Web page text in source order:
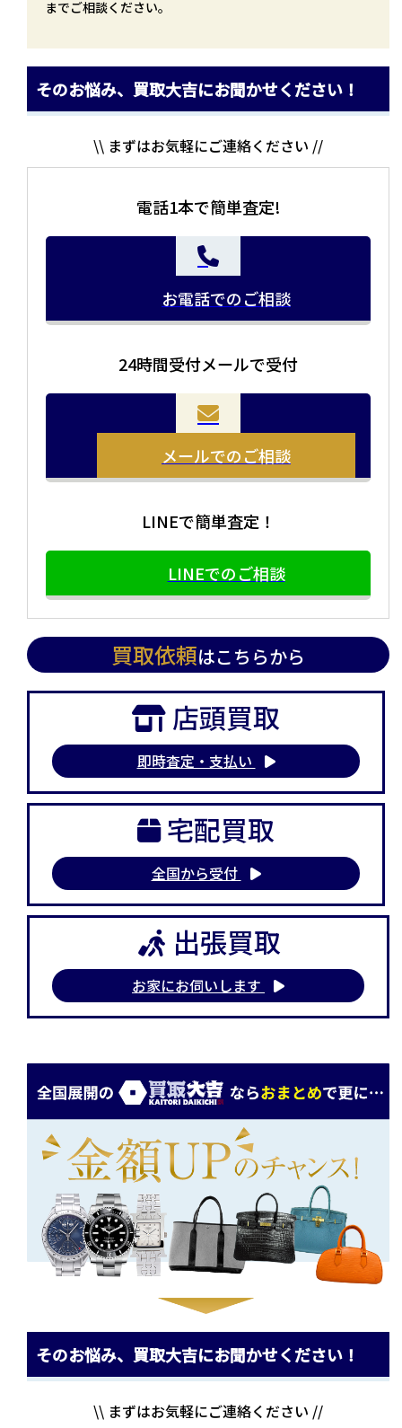
までご相談ください。
そのお悩み、買取大吉にお聞かせください！
\\ まずはお気軽にご連絡ください //
電話1本で簡単査定!
お電話でのご相談
24時間受付メールで受付
メールでのご相談
LINEで簡単査定！
LINEでのご相談
買取依頼はこちらから
店頭買取
即時査定・支払い
宅配買取
全国から受付
出張買取
お家にお伺いします
そのお悩み、買取大吉にお聞かせください！
\\ まずはお気軽にご連絡ください //